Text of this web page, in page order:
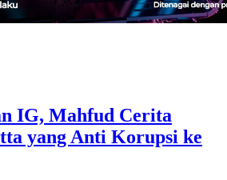
IG, Mahfud Cerita
yang Anti Korupsi ke